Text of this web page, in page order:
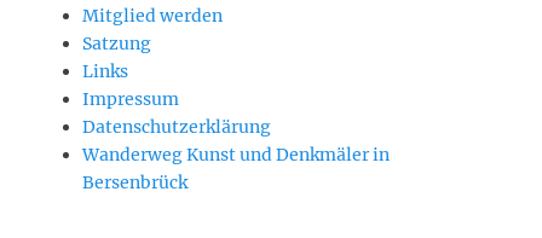
Mitglied werden
Satzung
Links
Impressum
Datenschutzerklärung
Wanderweg Kunst und Denkmäler in
Bersenbrück